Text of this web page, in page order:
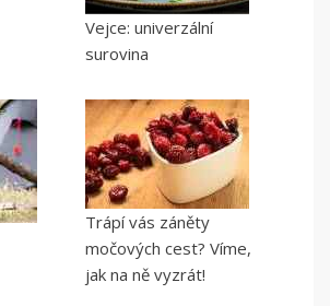
Vejce: univerzální
surovina
Trápí vás záněty
močových cest? Víme,
jak na ně vyzrát!